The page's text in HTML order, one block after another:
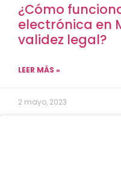
¿Cómo
electrónica en
validez legal?
LEER MÁS »
2 mayo, 2023